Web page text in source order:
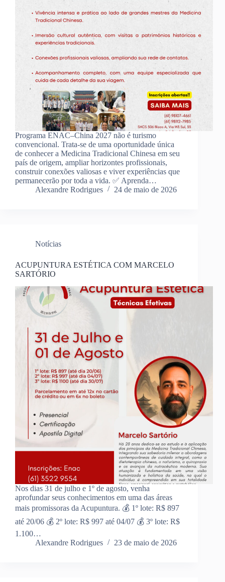
Programa ENAC–China 2027 não é turismo
convencional. Trata-se de uma oportunidade única
de conhecer a Medicina Tradicional Chinesa em seu
país de origem, ampliar horizontes profissionais,
construir conexões valiosas e viver experiências que
permanecerão por toda a vida. ✅ Aprenda…
Alexandre Rodrigues
24 de maio de 2026
Notícias
ACUPUNTURA ESTÉTICA COM MARCELO
SARTÓRIO
Nos dias 31 de julho e 1º de agosto, venha
aprofundar seus conhecimentos em uma das áreas
mais promissoras da Acupuntura. 💰 1º lote: R$ 897
até 20/06 💰 2º lote: R$ 997 até 04/07 💰 3º lote: R$
1.100…
Alexandre Rodrigues
23 de maio de 2026